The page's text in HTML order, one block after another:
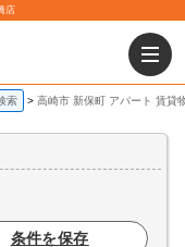
店
索 高崎市 新保町 アパート 賃貸
条件を保存